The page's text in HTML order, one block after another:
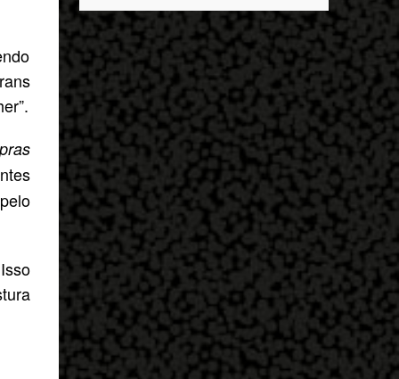
entrar no exército’… Essas coisas me fizeram
entrar no exército. Eu disse; ‘vou mostrar
par...
destaques é seu status de relacionamento
amoroso. Em maio deste ano, Mbappé foi
visto pela primeira vez ao lado de Inès Rau .
A modelo trans, então, passou a ser
apontada como namorada do atleta. No
entanto, os dois nunca confirmaram que a
relação existe. Quem é Inès Rau? Inès Rau é
uma modelo de descendência argelina
nascida em Paris, França. Ela ficou famosa
ao se tornar a primeira playmate trans da
Playboy , em novembro de 2017. Ela realizou
uma cirurgia de redesignação sexual aos 18
anos, mas sua identidade transgênero só se
tornou publica quando ela posou na revista
e lançou sua biografia 'Femme' , publicada
em 2018. "Eu vivi muito tempo sem falar
que era transgênero, Eu namorei muito e